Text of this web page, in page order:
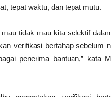
tepat waktu, dan tepat mutu.
tidak mau kita selektif
verifikasi bertahap sebelum
penerima bantuan,” kata